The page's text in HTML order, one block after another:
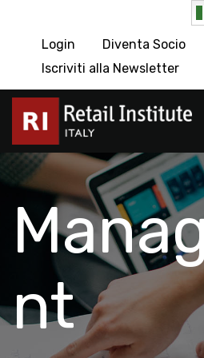
Login
Diventa Socio
Iscriviti alla Newsletter
nt